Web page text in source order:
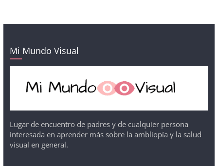
Mi Mundo Visual
Lugar de encuentro de padres y de cualquier persona
interesada en aprender más sobre la ambliopía y la salud
visual en general.